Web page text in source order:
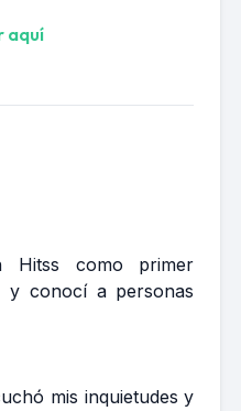
aquí
Hitss como primer
y conocí a personas
mis inquietudes y